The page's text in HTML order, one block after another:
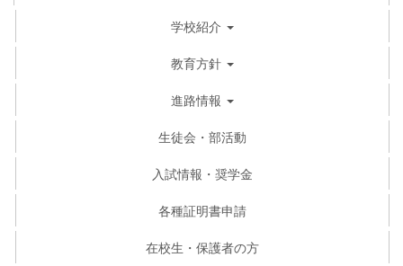
学校紹介
教育方針
進路情報
生徒会・部活動
入試情報・奨学金
各種証明書申請
在校生・保護者の方